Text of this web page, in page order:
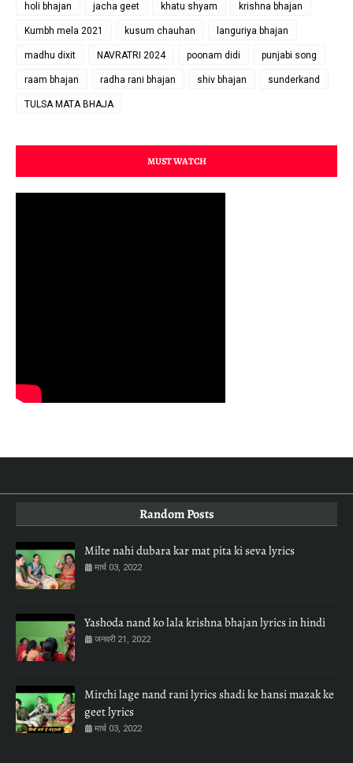
holi bhajan jacha geet khatu shyam krishna bhajan
Kumbh mela 2021 kusum chauhan languriya bhajan
madhu dixit NAVRATRI 2024 poonam didi punjabi song
raam bhajan radha rani bhajan shiv bhajan sunderkand
TULSA MATA BHAJA
MUST WATCH
Random Posts
Milte nahi dubara kar mat pita ki seva lyrics
मार्च 03, 2022
Yashoda nand ko lala krishna bhajan lyrics in hindi
जनवरी 21, 2022
Mirchi lage nand rani lyrics shadi ke hansi mazak ke
geet lyrics
मार्च 03, 2022